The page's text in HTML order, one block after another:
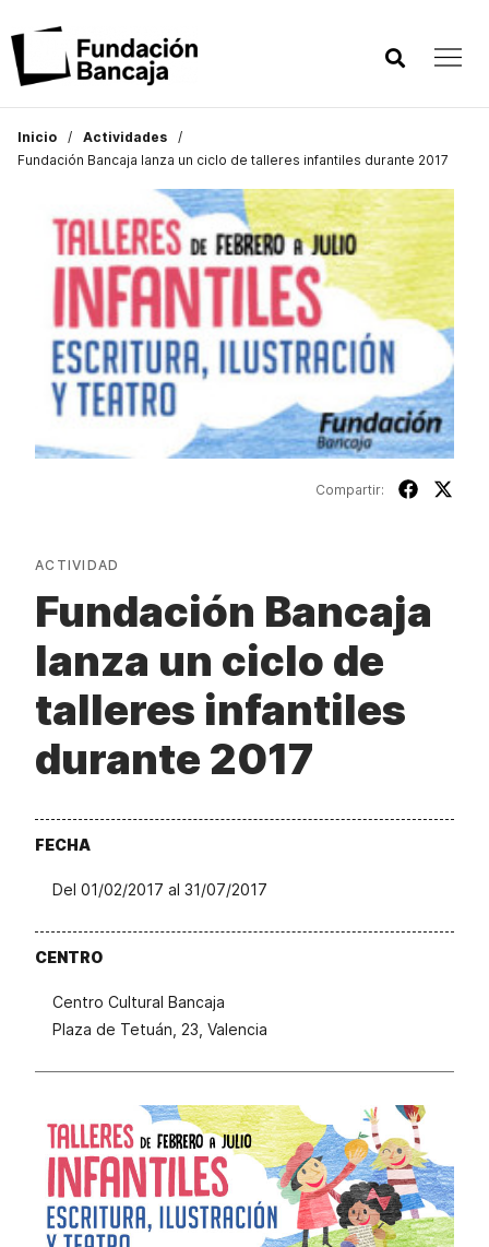
Inicio
Actividades
Fundación Bancaja lanza un ciclo de talleres infantiles durante 2017
Compartir:
ACTIVIDAD
Fundación Bancaja
lanza un ciclo de
talleres infantiles
durante 2017
FECHA
Del 01/02/2017 al 31/07/2017
CENTRO
Centro Cultural Bancaja
Plaza de Tetuán, 23, Valencia